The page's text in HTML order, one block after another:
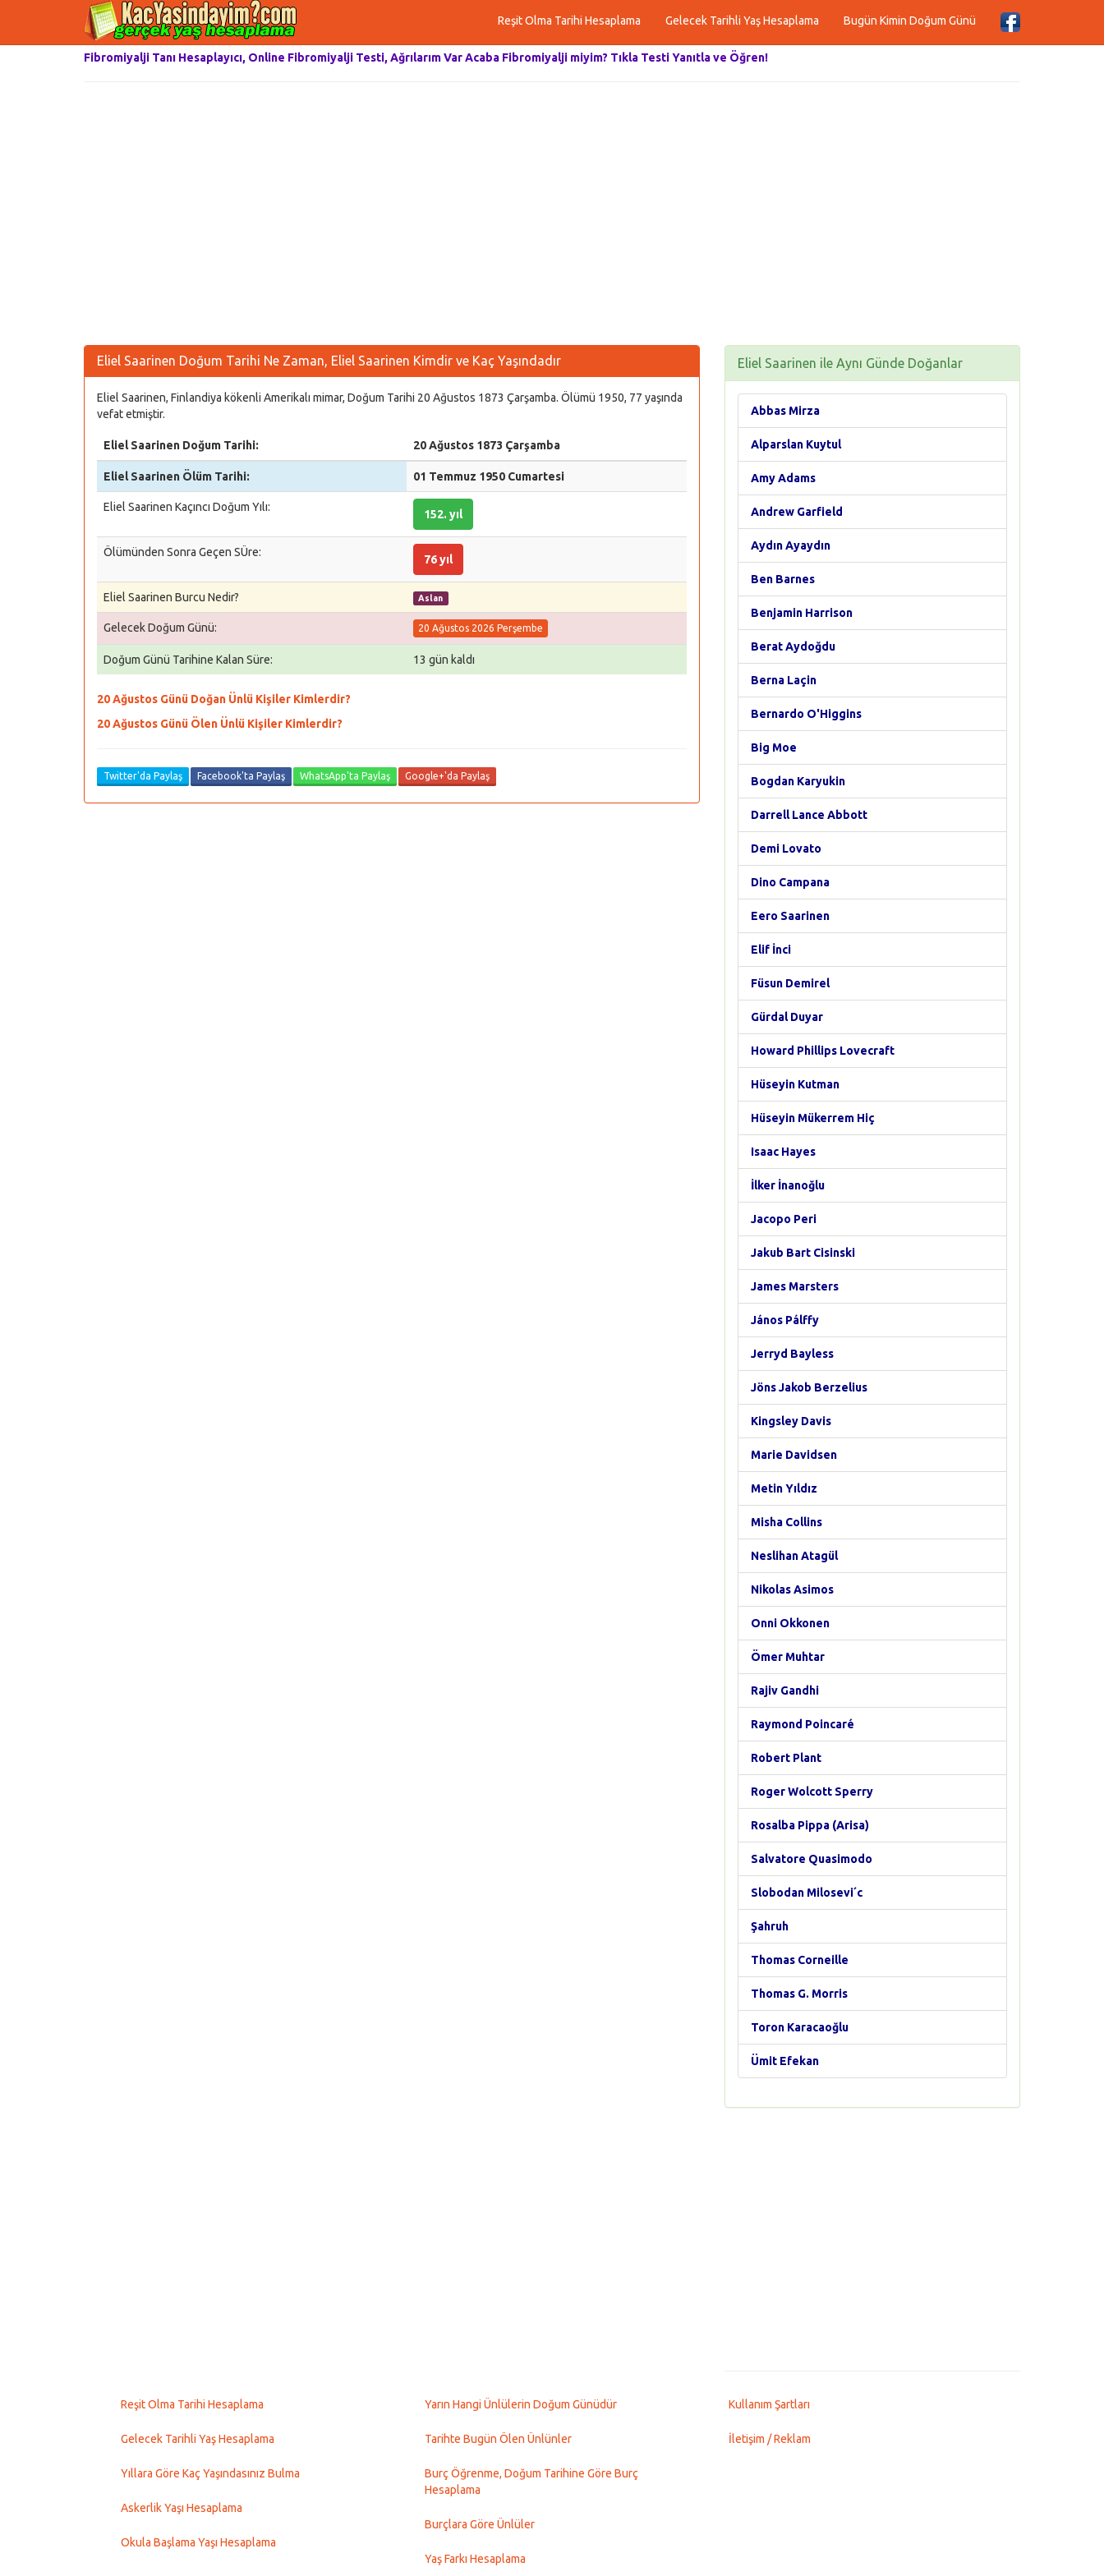
Reşit Olma Tarihi Hesaplama Gelecek Tarihli Yaş Hesaplama Bugün Kimin Doğum Günü
Fibromiyalji Tanı Hesaplayıcı, Online Fibromiyalji Testi, Ağrılarım Var Acaba Fibromiyalji miyim? Tıkla Testi Yanıtla ve Öğren!
Eliel Saarinen Doğum Tarihi Ne Zaman, Eliel Saarinen Kimdir ve Kaç Yaşındadır
Eliel Saarinen, Finlandiya kökenli Amerikalı mimar, Doğum Tarihi 20 Ağustos 1873 Çarşamba. Ölümü 1950, 77 yaşında
vefat etmiştir.
Eliel Saarinen Doğum Tarihi: 20 Ağustos 1873 Çarşamba
Eliel Saarinen Ölüm Tarihi: 01 Temmuz 1950 Cumartesi
Eliel Saarinen Kaçıncı Doğum Yılı:
152. yıl
Ölümünden Sonra Geçen SÜre:
76 yıl
Eliel Saarinen Burcu Nedir? Aslan
Gelecek Doğum Günü: 20 Ağustos 2026 Perşembe
Doğum Günü Tarihine Kalan Süre: 13 gün kaldı
20 Ağustos Günü Doğan Ünlü Kişiler Kimlerdir?
20 Ağustos Günü Ölen Ünlü Kişiler Kimlerdir?
Twitter'da Paylaş Facebook'ta Paylaş WhatsApp'ta Paylaş Google+'da Paylaş
Eliel Saarinen ile Aynı Günde Doğanlar
Abbas Mirza
Alparslan Kuytul
Amy Adams
Andrew Garfield
Aydın Ayaydın
Ben Barnes
Benjamin Harrison
Berat Aydoğdu
Berna Laçin
Bernardo O'Higgins
Big Moe
Bogdan Karyukin
Darrell Lance Abbott
Demi Lovato
Dino Campana
Eero Saarinen
Elif İnci
Füsun Demirel
Gürdal Duyar
Howard Phillips Lovecraft
Hüseyin Kutman
Hüseyin Mükerrem Hiç
Isaac Hayes
İlker İnanoğlu
Jacopo Peri
Jakub Bart Cisinski
James Marsters
János Pálffy
Jerryd Bayless
Jöns Jakob Berzelius
Kingsley Davis
Marie Davidsen
Metin Yıldız
Misha Collins
Neslihan Atagül
Nikolas Asimos
Onni Okkonen
Ömer Muhtar
Rajiv Gandhi
Raymond Poincaré
Robert Plant
Roger Wolcott Sperry
Rosalba Pippa (Arisa)
Salvatore Quasimodo
Slobodan Milosevi´c
Şahruh
Thomas Corneille
Thomas G. Morris
Toron Karacaoğlu
Ümit Efekan
Reşit Olma Tarihi Hesaplama
Gelecek Tarihli Yaş Hesaplama
Yıllara Göre Kaç Yaşındasınız Bulma
Askerlik Yaşı Hesaplama
Okula Başlama Yaşı Hesaplama
Yarın Hangi Ünlülerin Doğum Günüdür
Tarihte Bugün Ölen Ünlünler
Burç Öğrenme, Doğum Tarihine Göre Burç
Hesaplama
Burçlara Göre Ünlüler
Yaş Farkı Hesaplama
Kullanım Şartları
İletişim / Reklam